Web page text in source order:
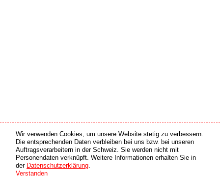
Medien Partner
copyright © 2026 by swiss made software gmbh, Switzerland - all rights reserved.
Online Partner
Wir verwenden Cookies, um unsere Website stetig zu verbessern.
Die entsprechenden Daten verbleiben bei uns bzw. bei unseren
Auftragsverarbeitern in der Schweiz. Sie werden nicht mit
Personendaten verknüpft. Weitere Informationen erhalten Sie in
der Datenschutzerklärung.
Verstanden